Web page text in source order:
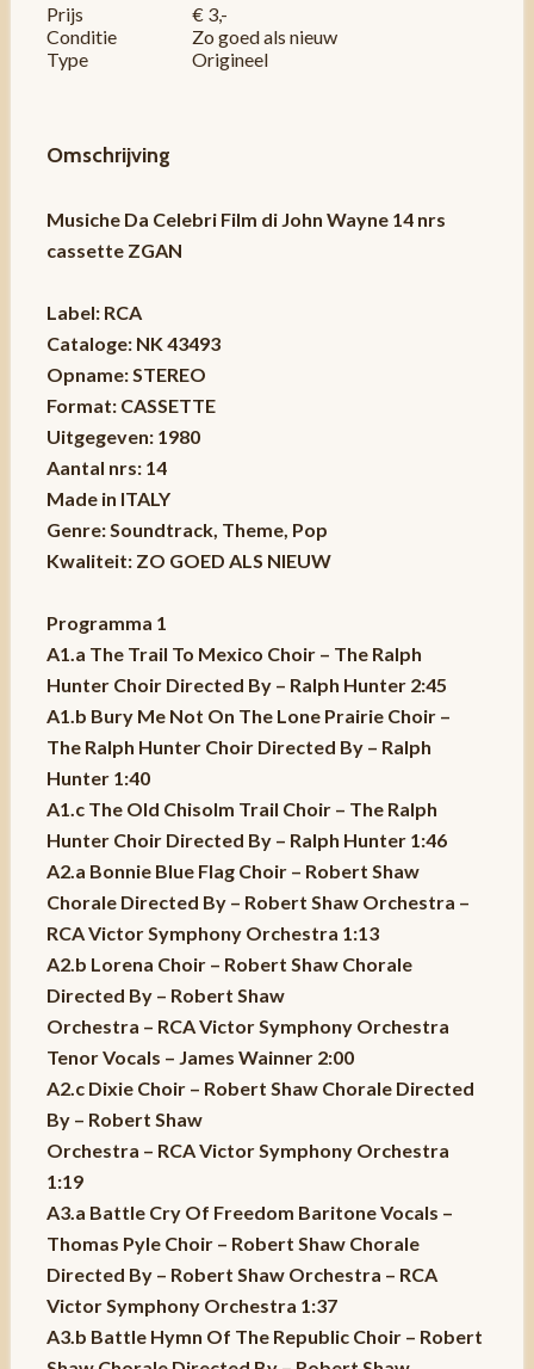
Prijs
€ 3,-
Conditie
Zo goed als nieuw
Type
Origineel
Omschrijving
Musiche Da Celebri Film di John Wayne 14 nrs
cassette ZGAN
Label: RCA
Cataloge: NK 43493
Opname: STEREO
Format: CASSETTE
Uitgegeven: 1980
Aantal nrs: 14
Made in ITALY
Genre: Soundtrack, Theme, Pop
Kwaliteit: ZO GOED ALS NIEUW
Programma 1
A1.a The Trail To Mexico Choir – The Ralph
Hunter Choir Directed By – Ralph Hunter 2:45
A1.b Bury Me Not On The Lone Prairie Choir –
The Ralph Hunter Choir Directed By – Ralph
Hunter 1:40
A1.c The Old Chisolm Trail Choir – The Ralph
Hunter Choir Directed By – Ralph Hunter 1:46
A2.a Bonnie Blue Flag Choir – Robert Shaw
Chorale Directed By – Robert Shaw Orchestra –
RCA Victor Symphony Orchestra 1:13
A2.b Lorena Choir – Robert Shaw Chorale
Directed By – Robert Shaw
Orchestra – RCA Victor Symphony Orchestra
Tenor Vocals – James Wainner 2:00
A2.c Dixie Choir – Robert Shaw Chorale Directed
By – Robert Shaw
Orchestra – RCA Victor Symphony Orchestra
1:19
A3.a Battle Cry Of Freedom Baritone Vocals –
Thomas Pyle Choir – Robert Shaw Chorale
Directed By – Robert Shaw Orchestra – RCA
Victor Symphony Orchestra 1:37
A3.b Battle Hymn Of The Republic Choir – Robert